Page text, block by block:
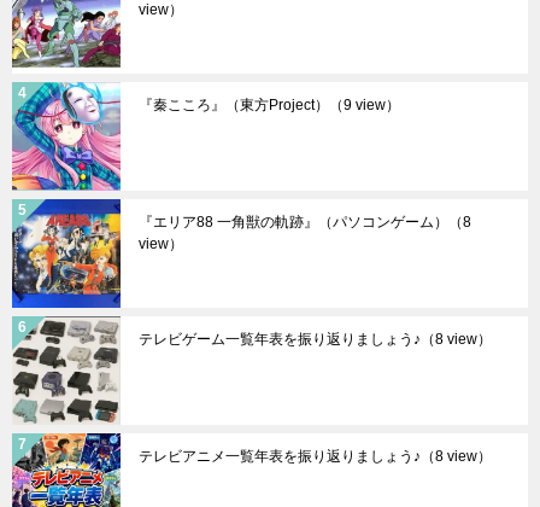
view）
『秦こころ』（東方Project） （9 view）
『エリア88 一角獣の軌跡』（パソコンゲーム）
（8
view）
テレビゲーム一覧年表を振り返りましょう♪ （8 view）
テレビアニメ一覧年表を振り返りましょう♪ （8 view）